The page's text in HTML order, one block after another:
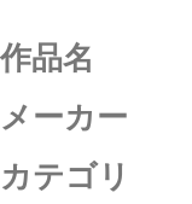
作品名
メーカー
カテゴリ